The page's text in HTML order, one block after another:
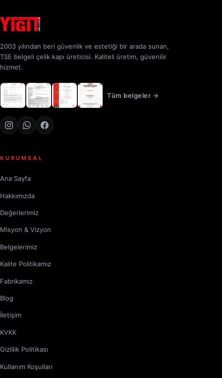
2003 yılından beri güvenlik ve estetiği bir arada sunan,
TSE belgeli çelik kapı üreticisi. Kaliteli üretim, güvenilir
hizmet.
Tüm belgeler →
KURUMSAL
Ana Sayfa
Hakkımızda
Değerlerimiz
Misyon & Vizyon
Belgelerimiz
Kalite Politikamız
Fabrikamız
Blog
İletişim
KVKK
Gizlilik Politikası
Kullanım Koşulları